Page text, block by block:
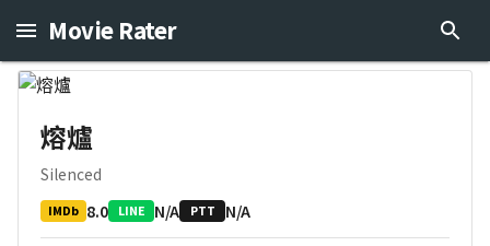
Movie Rater
熔爐
Silenced
IMDb 8.0 LINE N/A PTT N/A